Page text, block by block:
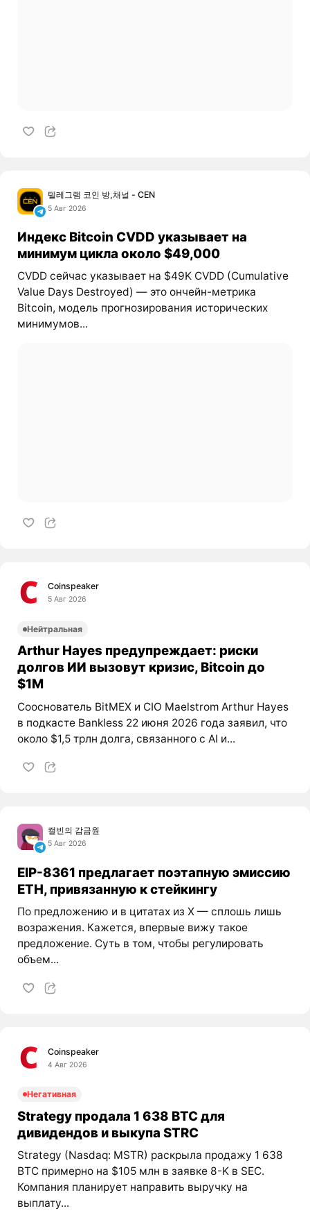
텔레그램 코인 방,채널 - CEN
5 Авг 2026
Индекс Bitcoin CVDD указывает на
минимум цикла около $49,000
CVDD сейчас указывает на $49K CVDD (Cumulative
Value Days Destroyed) — это ончейн-метрика
Bitcoin, модель прогнозирования исторических
минимумов...
Coinspeaker
5 Авг 2026
Нейтральная
Arthur Hayes предупреждает: риски
долгов ИИ вызовут кризис, Bitcoin до
$1M
Сооснователь BitMEX и CIO Maelstrom Arthur Hayes
в подкасте Bankless 22 июня 2026 года заявил, что
около $1,5 трлн долга, связанного с AI и...
캘빈의 감금원
5 Авг 2026
EIP-8361 предлагает поэтапную эмиссию
ETH, привязанную к стейкингу
По предложению и в цитатах из X — сплошь лишь
возражения. Кажется, впервые вижу такое
предложение. Суть в том, чтобы регулировать
объем...
Coinspeaker
4 Авг 2026
Негативная
Strategy продала 1 638 BTC для
дивидендов и выкупа STRC
Strategy (Nasdaq: MSTR) раскрыла продажу 1 638
BTC примерно на $105 млн в заявке 8-K в SEC.
Компания планирует направить выручку на
выплату...